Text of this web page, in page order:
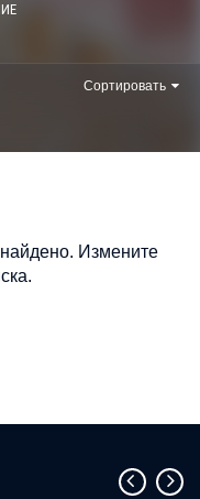
Сортировать
Измените